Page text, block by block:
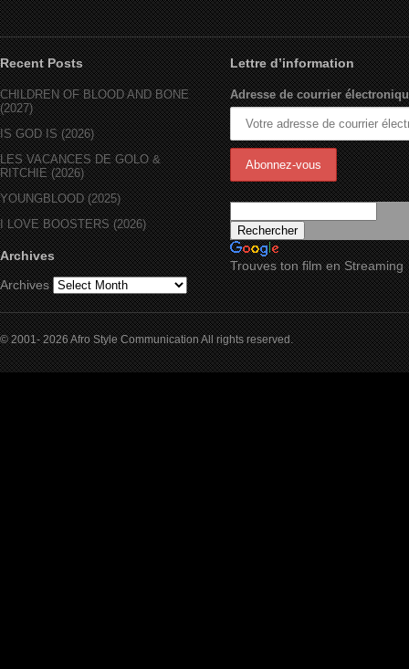
Recent Posts
CHILDREN OF BLOOD AND BONE
(2027)
IS GOD IS (2026)
LES VACANCES DE GOLO &
RITCHIE (2026)
YOUNGBLOOD (2025)
I LOVE BOOSTERS (2026)
Archives
Archives
Lettre d’information
Adresse de courrier
Trouves ton film en Streaming
© 2001- 2026 Afro Style Communication All rights reserved.